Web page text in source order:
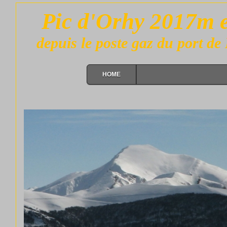
Pic d'Orhy 2017m
depuis le poste gaz du port
HOME